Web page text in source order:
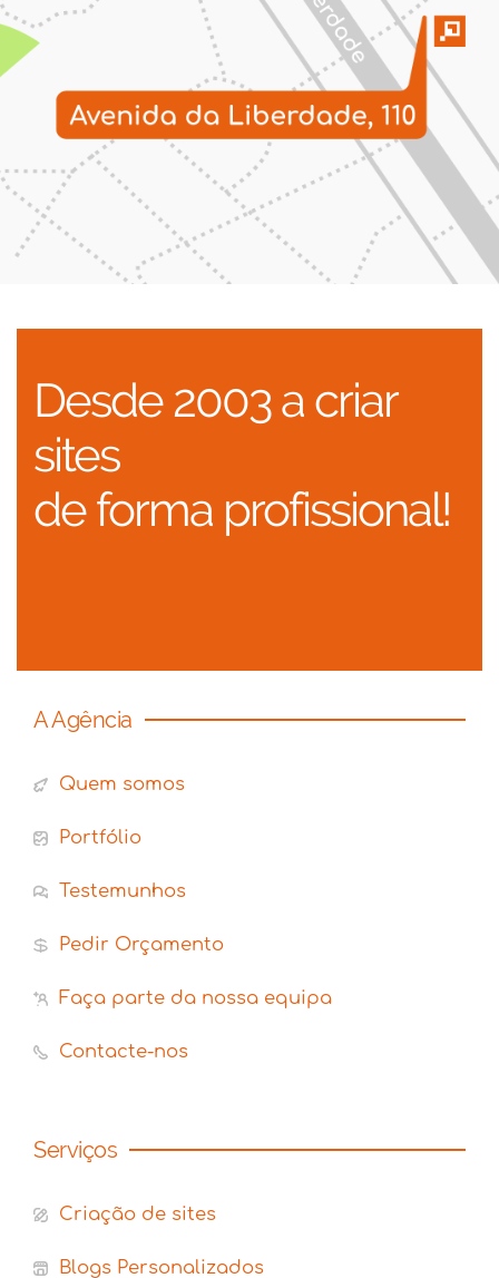
Desde 2003 a criar
sites
de forma profissional!
A Agência
Quem somos
Portfólio
Testemunhos
Pedir Orçamento
Faça parte da nossa equipa
Contacte-nos
Serviços
Criação de sites
Blogs Personalizados